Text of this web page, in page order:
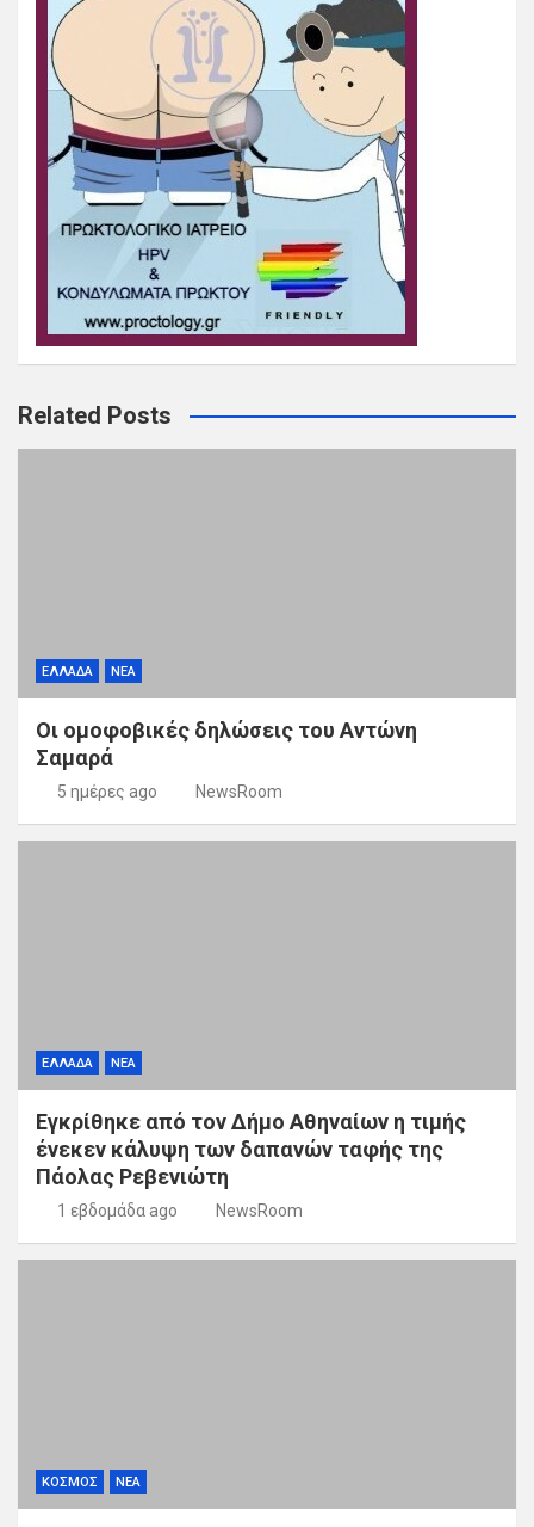
Related Posts
ΕΛΛΑΔΑ ΝΕΑ
Οι ομοφοβικές δηλώσεις του Αντώνη
Σαμαρά
5 ημέρες ago NewsRoom
ΕΛΛΑΔΑ ΝΕΑ
Εγκρίθηκε από τον Δήμο Αθηναίων η τιμής
ένεκεν κάλυψη των δαπανών ταφής της
Πάολας Ρεβενιώτη
1 εβδομάδα ago NewsRoom
ΚΟΣΜΟΣ ΝΕΑ